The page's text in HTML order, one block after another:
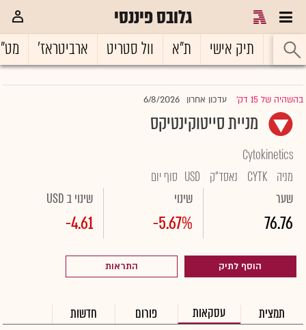
גלובס פיננסי
ראשי תיק אישי ת"א וול סטריט ארביטראז'
בהשהיה של 15 דק' |עדכון אחרון 6/8/2026
מניית סייטוקינטיקס
Cytokinetics
מניה CYTK נאסד"ק USD סוף יום
שער
76.76
שינוי
-5.67%
שינוי ב USD
-4.61
הוסף לתיק התראות
תמצית עסקאות פורום חדשות